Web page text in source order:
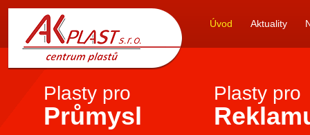
AKPLAST s.r.o.
Úvod Aktuality
Plasty pro
Průmysl
Plasty pro